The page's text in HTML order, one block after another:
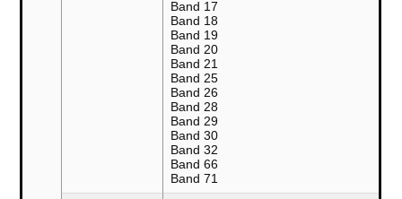
Band 17
Band 18
Band 19
Band 20
Band 21
Band 25
Band 26
Band 28
Band 29
Band 30
Band 32
Band 66
Band 71